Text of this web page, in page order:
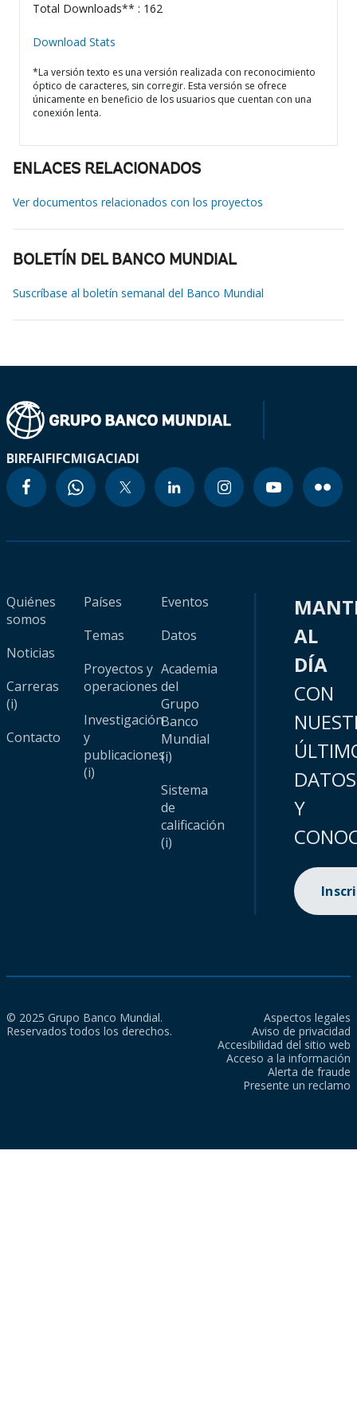
Total Downloads** : 162
Download Stats
*La versión texto es una versión realizada con reconocimiento
óptico de caracteres, sin corregir. Esta versión se ofrece
únicamente en beneficio de los usuarios que cuentan con una
conexión lenta.
ENLACES RELACIONADOS
Ver documentos relacionados con los proyectos
BOLETÍN DEL BANCO MUNDIAL
Suscríbase al boletín semanal del Banco Mundial
BIRFAIFIFCMIGACIADI
Quiénes
somos
Noticias
Carreras
(i)
Contacto
Países
Temas
Proyectos y
operaciones
Investigación
y
publicaciones
(i)
Eventos
Datos
Academia
del
Grupo
Banco
Mundial
(i)
Sistema
de
calificación
(i)
AL
DÍA
CON
DATOS
Y
© 2025 Grupo Banco Mundial.
Reservados todos los derechos.
Aspectos legales
Aviso de privacidad
Accesibilidad del sitio web
Acceso a la información
Alerta de fraude
Presente un reclamo